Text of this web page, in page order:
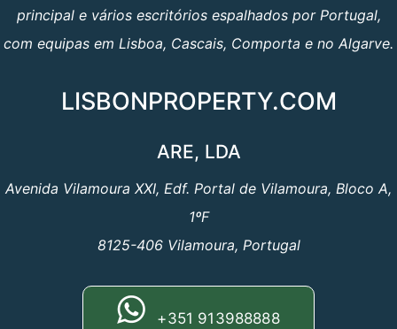
principal e vários escritórios espalhados por Portugal,
com equipas em Lisboa, Cascais, Comporta e no Algarve.
LISBONPROPERTY.COM
ARE, LDA
Avenida Vilamoura XXI, Edf. Portal de Vilamoura, Bloco A,
1ºF
8125-406 Vilamoura, Portugal
+351 913988888